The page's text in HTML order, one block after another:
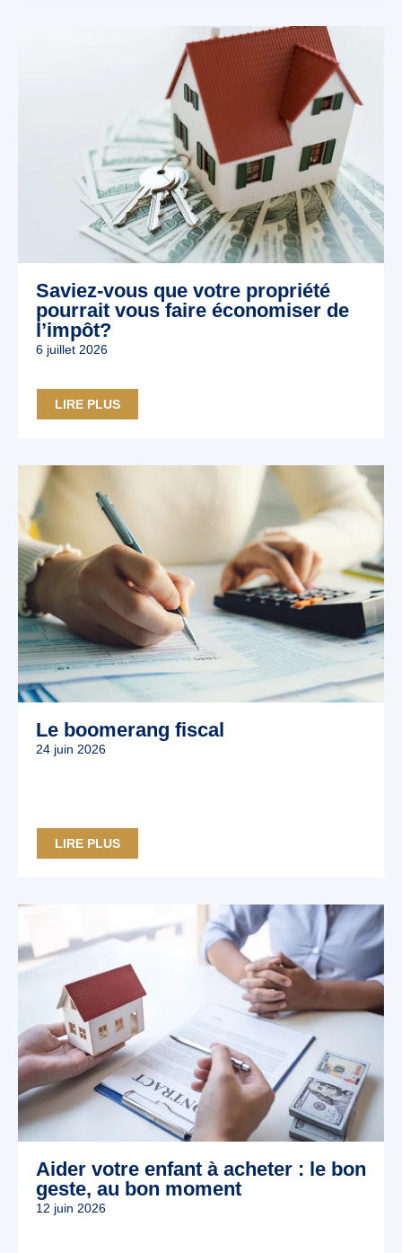
Saviez-vous que votre propriété
pourrait vous faire économiser de
l’impôt?
6 juillet 2026
LIRE PLUS
Le boomerang fiscal
24 juin 2026
LIRE PLUS
Aider votre enfant à acheter : le bon
geste, au bon moment
12 juin 2026